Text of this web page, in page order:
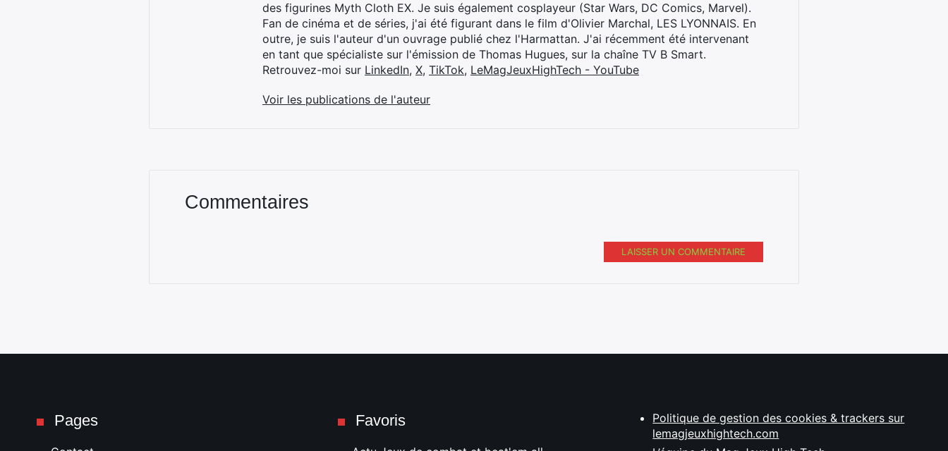
des figurines Myth Cloth EX. Je suis également cosplayeur (Star Wars, DC Comics, Marvel).
Fan de cinéma et de séries, j'ai été figurant dans le film d'Olivier Marchal, LES LYONNAIS. En
outre, je suis l'auteur d'un ouvrage publié chez l'Harmattan. J'ai récemment été intervenant
en tant que spécialiste sur l'émission de Thomas Hugues, sur la chaîne TV B Smart.
Retrouvez-moi sur LinkedIn, X, TikTok, LeMagJeuxHighTech - YouTube
Voir les publications de l'auteur
Commentaires
LAISSER UN COMMENTAIRE
Pages Favoris
Politique de gestion des cookies & trackers sur
lemagjeuxhightech.com